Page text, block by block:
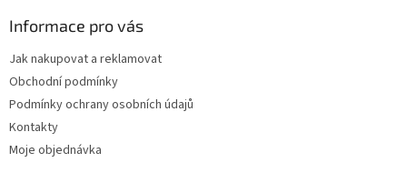
Informace pro vás
Jak nakupovat a reklamovat
Obchodní podmínky
Podmínky ochrany osobních údajů
Kontakty
Moje objednávka